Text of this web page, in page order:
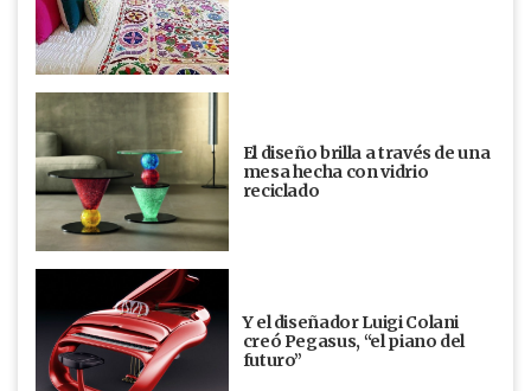
El diseño brilla a través de una
mesa hecha con vidrio
reciclado
Y el diseñador Luigi Colani
creó Pegasus, “el piano del
futuro”